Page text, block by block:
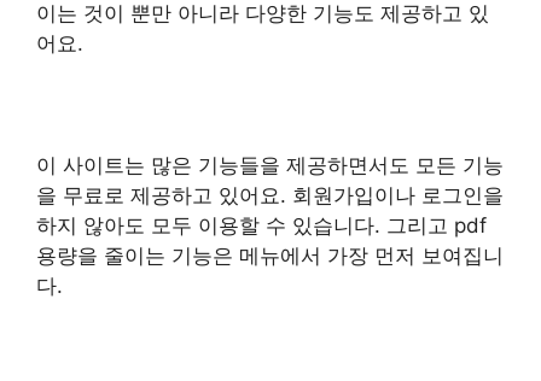
이는 것이 뿐만 아니라 다양한 기능도 제공하고 있
어요.
이 사이트는 많은 기능들을 제공하면서도 모든 기능
을 무료로 제공하고 있어요. 회원가입이나 로그인을
하지 않아도 모두 이용할 수 있습니다. 그리고 pdf
용량을 줄이는 기능은 메뉴에서 가장 먼저 보여집니
다.